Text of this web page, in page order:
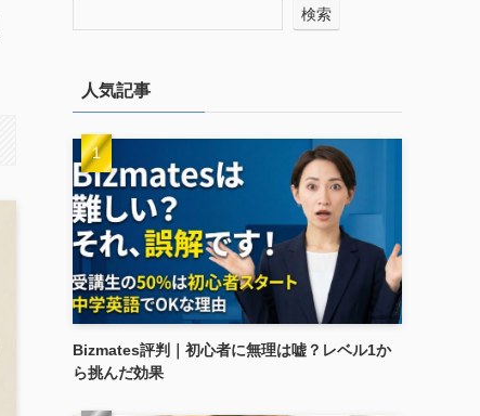
検索
人気記事
Bizmates評判｜初心者に無理は嘘？レベル1か
ら挑んだ効果